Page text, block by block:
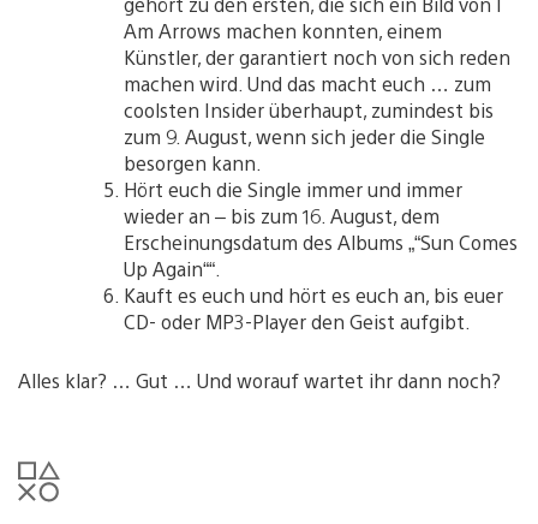
Am Arrows machen konnten, einem
Künstler, der garantiert noch von sich reden
machen wird. Und das macht euch … zum
coolsten Insider überhaupt, zumindest bis
zum 9. August, wenn sich jeder die Single
besorgen kann.
Hört euch die Single immer und immer
wieder an – bis zum 16. August, dem
Erscheinungsdatum des Albums „“Sun Comes
Up Again““.
Kauft es euch und hört es euch an, bis euer
CD- oder MP3-Player den Geist aufgibt.
Alles klar? … Gut … Und worauf wartet ihr dann noch?